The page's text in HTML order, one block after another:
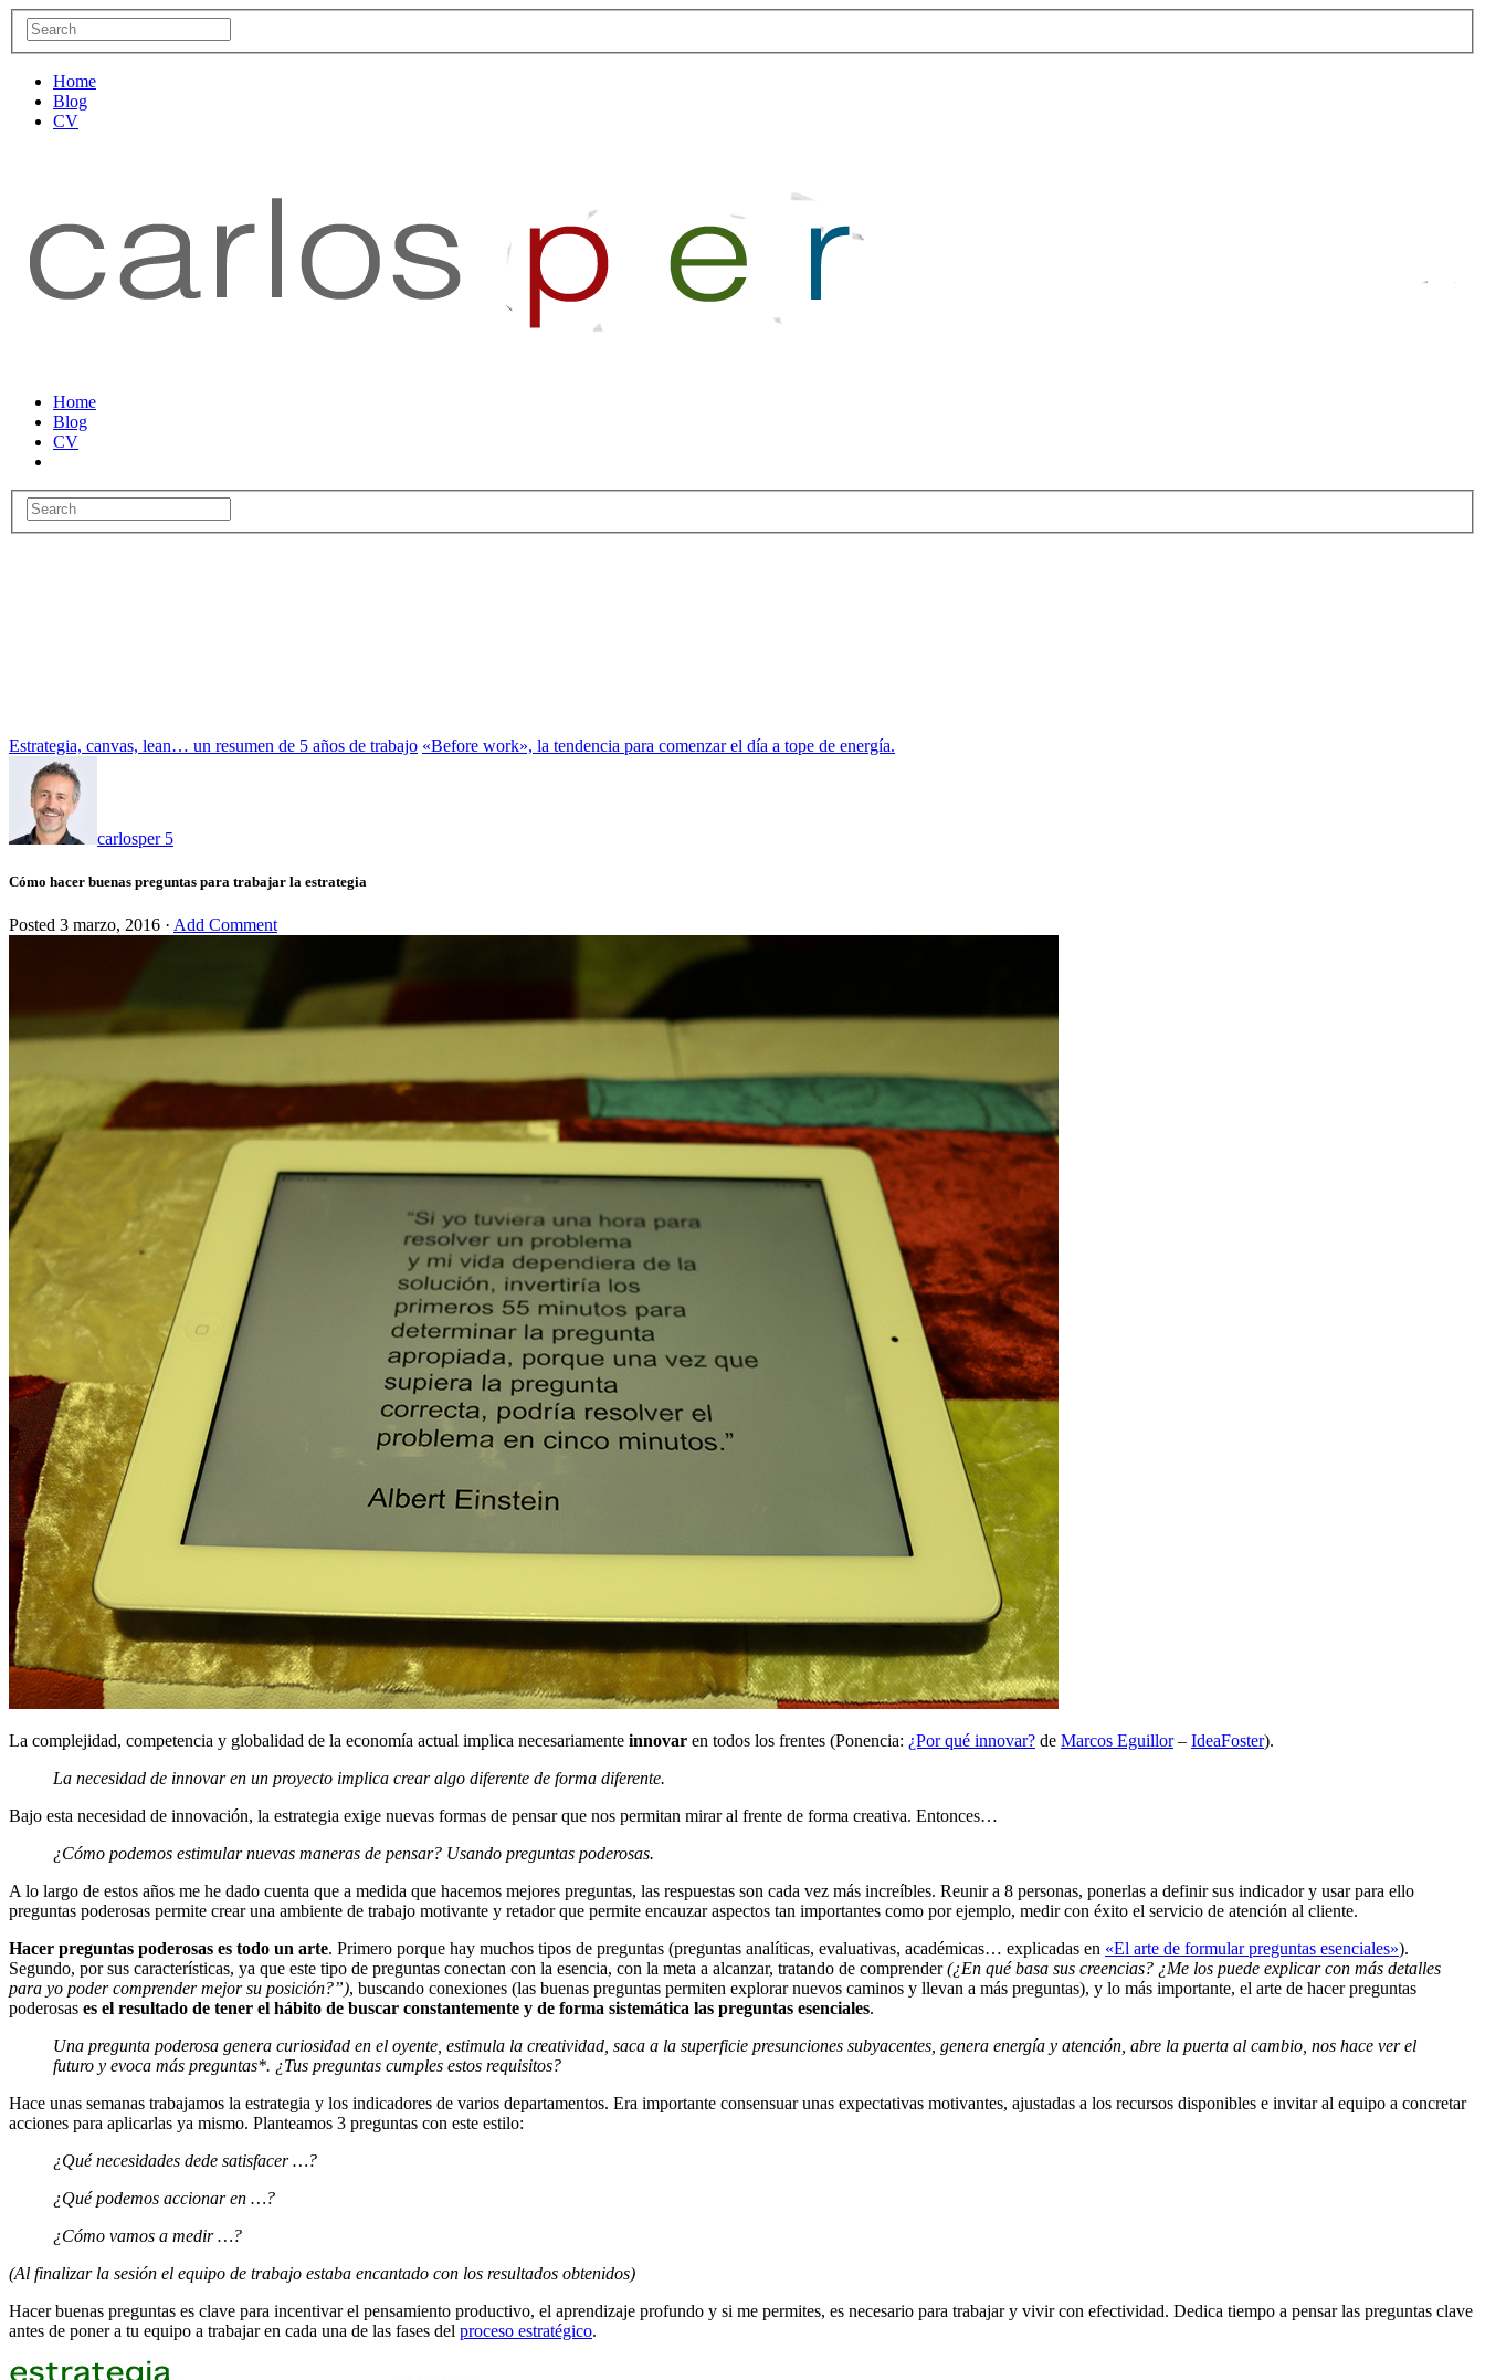
Home
Blog
CV
Home
Blog
CV
Estrategia, canvas, lean… un resumen de 5 años de trabajo «Before work», la tendencia para comenzar el día a tope de energía.
carlosper 5
Cómo hacer buenas preguntas para trabajar la estrategia
Posted 3 marzo, 2016 · Add Comment
La complejidad, competencia y globalidad de la economía actual implica necesariamente innovar en todos los frentes (Ponencia: ¿Por qué innovar? de Marcos Eguillor– IdeaFoster).
La necesidad de innovar en un proyecto implica crear algo diferente de forma diferente.
Bajo esta necesidad de innovación, la estrategia exige nuevas formas de pensar que nos permitan mirar al frente de forma creativa. Entonces…
¿Cómo podemos estimular nuevas maneras de pensar? Usando preguntas poderosas.
A lo largo de estos años me he dado cuenta que a medida que hacemos mejores preguntas, las respuestas son cada vez más increíbles. Reunir a 8 personas, ponerlas a definir sus indicador y usar para ello
preguntas poderosas permite crear una ambiente de trabajo motivante y retador que permite encauzar aspectos tan importantes como por ejemplo, medir con éxito el servicio de atención al cliente.
Hacer preguntas poderosas es todo un arte. Primero porque hay muchos tipos de preguntas (preguntas analíticas, evaluativas, académicas… explicadas en «El arte de formular preguntas esenciales»).
Segundo, por sus características, ya que este tipo de preguntas conectan con la esencia, con la meta a alcanzar, tratando de comprender(¿En qué basa sus creencias? ¿Me los puede explicar con más detalles
para yo poder comprender mejor su posición?”), buscando conexiones (las buenas preguntas permiten explorar nuevos caminos y llevan a más preguntas), y lo más importante, el arte de hacer preguntas
poderosas es el resultado de tener el hábito de buscar constantemente y de forma sistemática las preguntas esenciales.
Una pregunta poderosa genera curiosidad en el oyente, estimula la creatividad, saca a la superficie presunciones subyacentes, genera energía y atención, abre la puerta al cambio, nos hace ver el
futuro y evoca más preguntas*. ¿Tus preguntas cumples estos requisitos?
Hace unas semanas trabajamos la estrategia y los indicadores de varios departamentos. Era importante consensuar unas expectativas motivantes, ajustadas a los recursos disponibles e invitar al equipo a concretar
acciones para aplicarlas ya mismo. Planteamos 3 preguntas con este estilo:
¿Qué necesidades dede satisfacer …?
¿Qué podemos accionar en …?
¿Cómo vamos a medir …?
(Al finalizar la sesión el equipo de trabajo estaba encantado con los resultados obtenidos)
Hacer buenas preguntas es clave para incentivar el pensamiento productivo, el aprendizaje profundo y si me permites, es necesario para trabajar y vivir con efectividad. Dedica tiempo a pensar las preguntas clave
antes de poner a tu equipo a trabajar en cada una de las fases del proceso estratégico.